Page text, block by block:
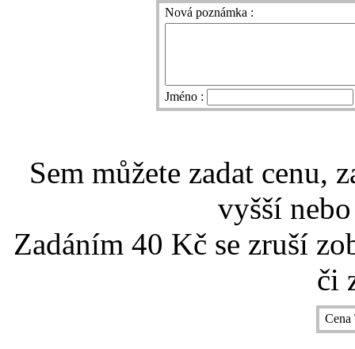
Nová poznámka :
Jméno :
Sem můžete zadat cenu,
vyšší
Zadáním 40 Kč se zruší
či